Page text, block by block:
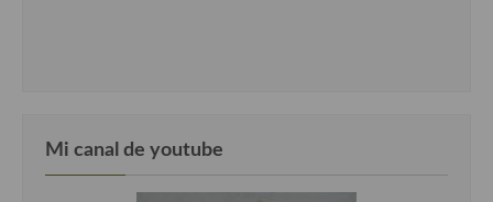
Mi canal de youtube